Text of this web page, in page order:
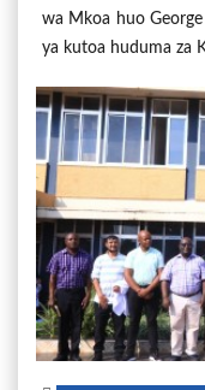
wa Mkoa huo
ya kutoa huduma za